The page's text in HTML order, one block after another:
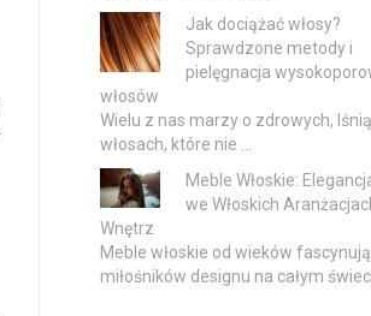
Jak dociążać włosy?
Sprawdzone metody i
pielęgnacja
włosów
Wielu z nas marzy o zdrowych,
włosach, które nie …
Meble Włoskie:
we Włoskich
Wnętrz
Meble włoskie od wieków fascynują
miłośników designu na całym